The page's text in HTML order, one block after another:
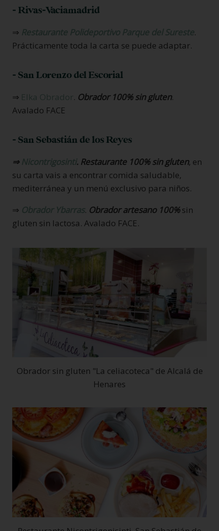
- Rivas-Vaciamadrid
⇒ Restaurante Polideportivo Parque del Sureste.
Prácticamente toda la carta se puede adaptar.
- San Lorenzo del Escorial
⇒ Elka Obrador . Obrador 100% sin gluten.
Avalado FACE
- San Sebastián de los Reyes
⇒ Nicontrigosinti. Restaurante 100% sin gluten, en
su carta vais a encontrar comida saludable,
mediterránea y un menú exclusivo para niños.
⇒ Obrador Ybarras. Obrador artesano 100%sin
gluten sin lactosa. Avalado FACE.
Obrador sin gluten "La celiacoteca" de Alcalá de
Henares